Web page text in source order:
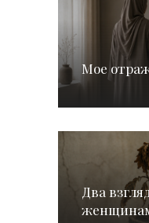
Мое
Два